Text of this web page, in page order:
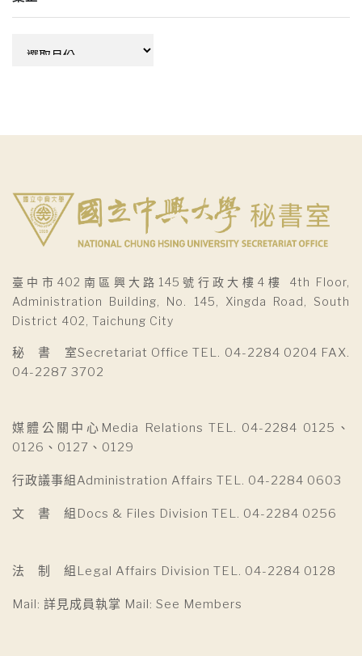
臺中市402南區興大路145號行政大樓4樓 4th Floor,
Administration Building, No. 145, Xingda Road, South
District 402, Taichung City
秘 書 室Secretariat Office TEL. 04-2284 0204 FAX.
04-2287 3702
媒體公關中心Media Relations TEL. 04-2284 0125、
0126、0127、0129
行政議事組Administration Affairs TEL. 04-2284 0603
文 書 組Docs & Files Division TEL. 04-2284 0256
法 制 組Legal Affairs Division TEL. 04-2284 0128
Mail: 詳見成員執掌 Mail: See Members